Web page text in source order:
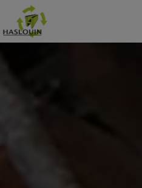
Panneau de gestion des cookies